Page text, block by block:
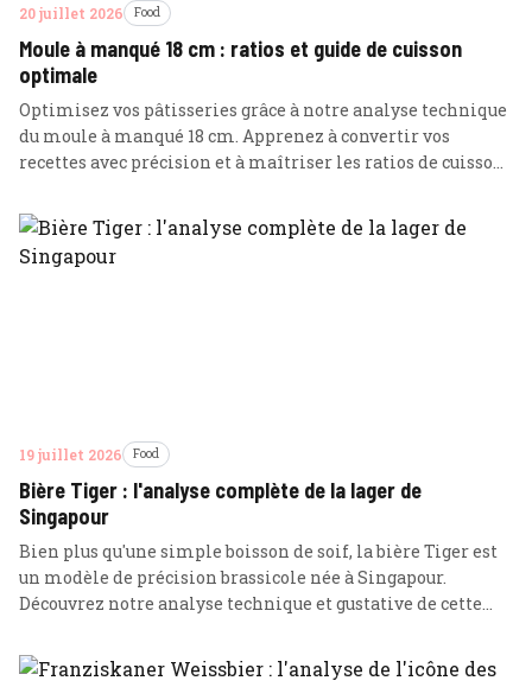
20 juillet 2026 Food
Moule à manqué 18 cm : ratios et guide de cuisson
optimale
Optimisez vos pâtisseries grâce à notre analyse technique
du moule à manqué 18 cm. Apprenez à convertir vos
recettes avec précision et à maîtriser les ratios de cuisson
19 juillet 2026 Food
Bière Tiger : l'analyse complète de la lager de
Singapour
Bien plus qu'une simple boisson de soif, la bière Tiger est
un modèle de précision brassicole née à Singapour.
Découvrez notre analyse technique et gustative de cette
épicées.